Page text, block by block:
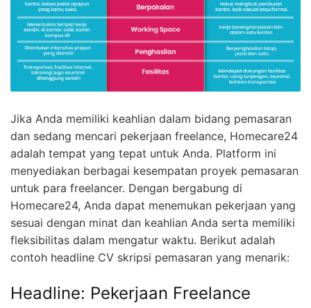
Jika Anda memiliki keahlian dalam bidang pemasaran
dan sedang mencari pekerjaan freelance, Homecare24
adalah tempat yang tepat untuk Anda. Platform ini
menyediakan berbagai kesempatan proyek pemasaran
untuk para freelancer. Dengan bergabung di
Homecare24, Anda dapat menemukan pekerjaan yang
sesuai dengan minat dan keahlian Anda serta memiliki
fleksibilitas dalam mengatur waktu. Berikut adalah
contoh headline CV skripsi pemasaran yang menarik:
Headline: Pekerjaan Freelance